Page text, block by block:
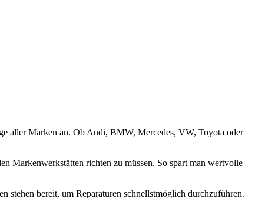
aller Marken an. Ob Audi, BMW, Mercedes, VW, Toyota oder
Markenwerkstätten richten zu müssen. So spart man wertvolle
bereit, um Reparaturen schnellstmöglich durchzuführen.